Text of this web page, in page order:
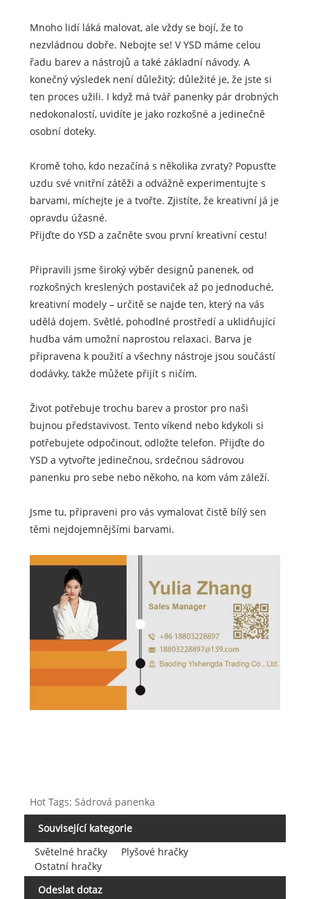
Mnoho lidí láká malovat, ale vždy se bojí, že to
nezvládnou dobře. Nebojte se! V YSD máme celou
řadu barev a nástrojů a také základní návody. A
konečný výsledek není důležitý; důležité je, že jste si
ten proces užili. I když má tvář panenky pár drobných
nedokonalostí, uvidíte je jako rozkošné a jedinečně
osobní doteky.
Kromě toho, kdo nezačíná s několika zvraty? Popusťte
uzdu své vnitřní zátěži a odvážně experimentujte s
barvami, míchejte je a tvořte. Zjistíte, že kreativní já je
opravdu úžasné.
Přijďte do YSD a začněte svou první kreativní cestu!
Připravili jsme široký výběr designů panenek, od
rozkošných kreslených postaviček až po jednoduché,
kreativní modely – určitě se najde ten, který na vás
udělá dojem. Světlé, pohodlné prostředí a uklidňující
hudba vám umožní naprostou relaxaci. Barva je
připravena k použití a všechny nástroje jsou součástí
dodávky, takže můžete přijít s ničím.
Život potřebuje trochu barev a prostor pro naši
bujnou představivost. Tento víkend nebo kdykoli si
potřebujete odpočinout, odložte telefon. Přijďte do
YSD a vytvořte jedinečnou, srdečnou sádrovou
panenku pro sebe nebo někoho, na kom vám záleží.
Jsme tu, připraveni pro vás vymalovat čistě bílý sen
těmi nejdojemnějšími barvami.
Hot Tags: Sádrová panenka
Související kategorie
Světelné hračky
Plyšové hračky
Ostatní hračky
Odeslat dotaz